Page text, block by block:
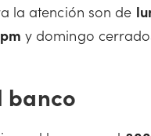
la atención son de
y domingo
banco